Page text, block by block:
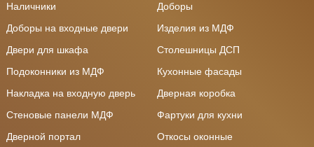
Наличники
Доборы
Доборы на входные двери
Изделия из МДФ
Двери для шкафа
Столешницы ДСП
Подоконники из МДФ
Кухонные фасады
Накладка на входную дверь
Дверная коробка
Стеновые панели МДФ
Фартуки для кухни
Дверной портал
Откосы оконные